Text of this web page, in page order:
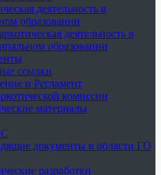
деятельность в
образовании
деятельность в
образовании
ссылки
и Регламент
комиссии
материалы
документы в области ГО
разработки